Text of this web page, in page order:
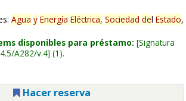
Agua y Energía Eléctrica, Sociedad del Estado,
disponibles para préstamo: Signatura
A282/v.4 (1).
Hacer reserva